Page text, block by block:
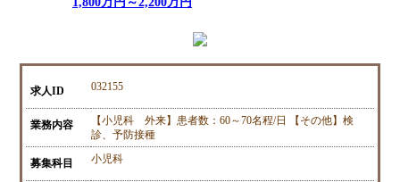
求人ID 032155
業務内容
【小児科 外来】患者数：60～70名程/日 【その他】検
診、予防接種
募集科目 小児科